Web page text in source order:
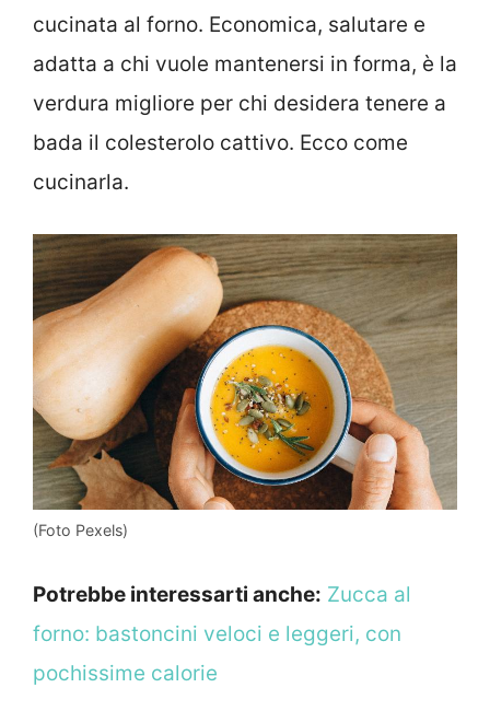
cucinata al forno. Economica, salutare e
adatta a chi vuole mantenersi in forma, è la
verdura migliore per chi desidera tenere a
bada il colesterolo cattivo. Ecco come
cucinarla.
(Foto Pexels)
Potrebbe interessarti anche: Zucca al
forno: bastoncini veloci e leggeri, con
pochissime calorie